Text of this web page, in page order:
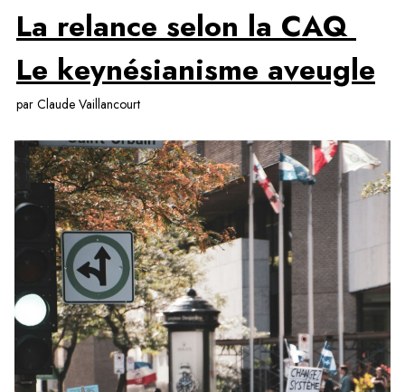
La relance selon la CAQ
Le keynésianisme aveugle
par Claude Vaillancourt